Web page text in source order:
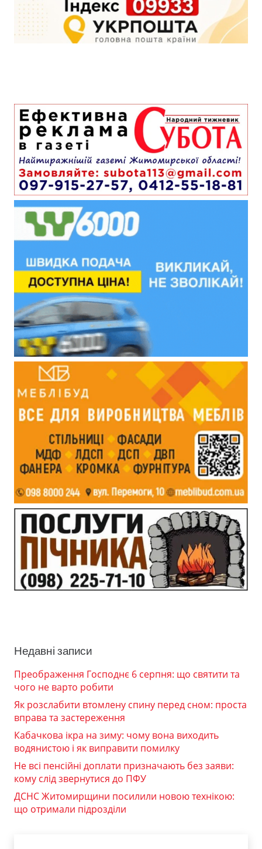
Недавні записи
Преображення Господнє 6 серпня: що святити та
чого не варто робити
Як розслабити втомлену спину перед сном: проста
вправа та застереження
Кабачкова ікра на зиму: чому вона виходить
водянистою і як виправити помилку
Не всі пенсійні доплати призначають без заяви:
кому слід звернутися до ПФУ
ДСНС Житомирщини посилили новою технікою:
що отримали підрозділи